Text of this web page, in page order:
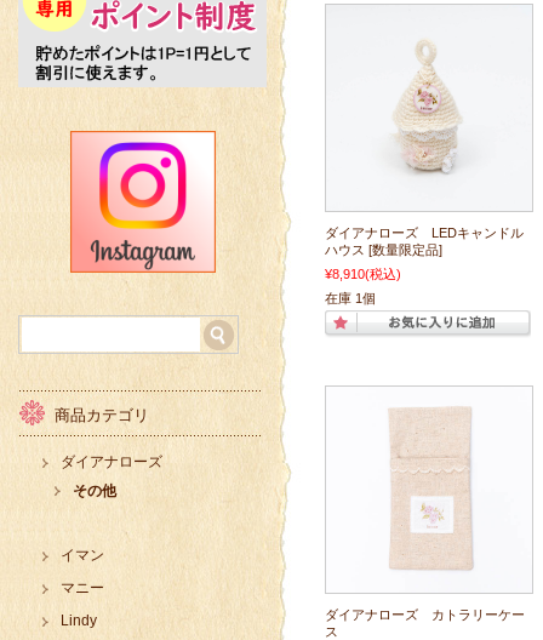
ダイアナローズ LEDキャンドル
ハウス [数量限定品]
¥8,910(税込)
在庫 1個
ダイアナローズ カトラリーケー
ス
商品カテゴリ
ダイアナローズ
その他
イマン
マニー
Lindy